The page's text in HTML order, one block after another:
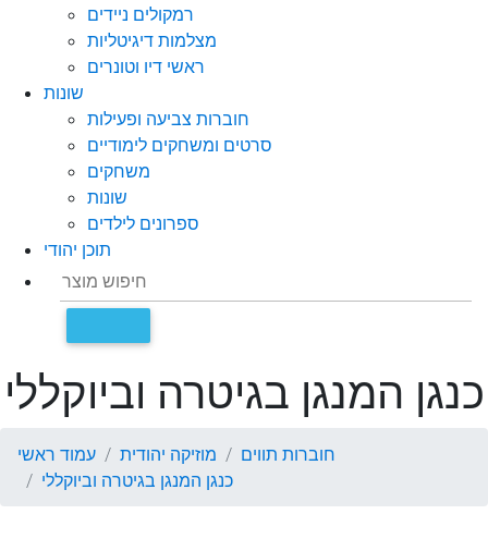
רמקולים ניידים
מצלמות דיגיטליות
ראשי דיו וטונרים
שונות
חוברות צביעה ופעילות
סרטים ומשחקים לימודיים
משחקים
שונות
ספרונים לילדים
תוכן יהודי
כנגן המנגן בגיטרה וביוקללי
עמוד ראשי מוזיקה יהודית
חוברות תווים
כנגן המנגן בגיטרה וביוקללי